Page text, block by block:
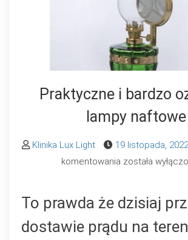
Praktyczne i bardzo
lampy naftowe
Klinika Lux Light 19 listopada, 2022
komentowania Praktyczne
ozdobne
lampy
została
To prawda że dzisiaj
dostawie prądu na